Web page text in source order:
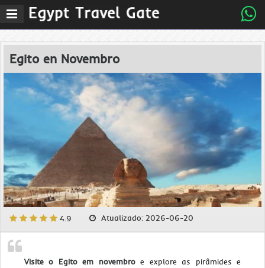
Abrir
menu
navegaÃ§Ã£o
Egito en Novembro
4.9 Atualizado: 2026-06-20
Visite o Egito em novembroe explore as pirâmides e